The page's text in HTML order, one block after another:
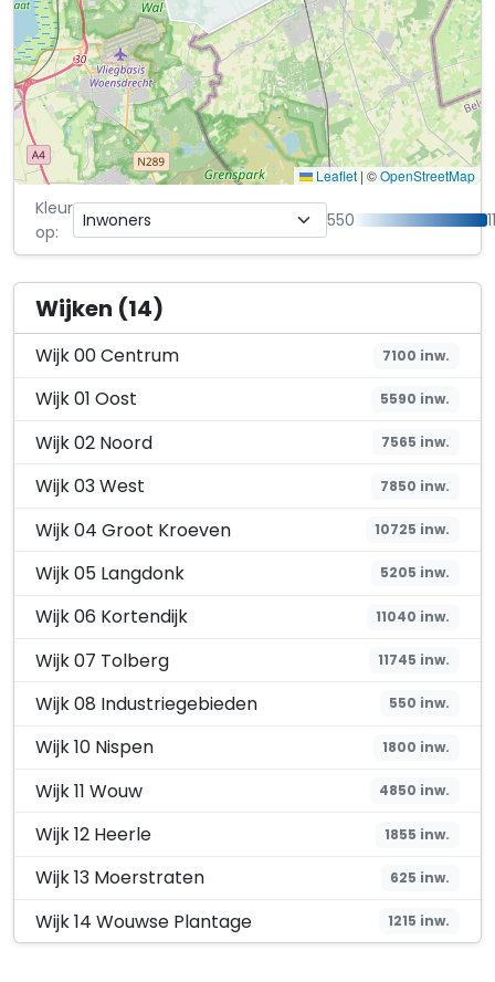
Leaflet | ©OpenStreetMap
Kleur
op:
550
Wijken (14)
Wijk 00 Centrum 7100 inw.
Wijk 01 Oost 5590 inw.
Wijk 02 Noord 7565 inw.
Wijk 03 West 7850 inw.
Wijk 04 Groot Kroeven 10725 inw.
Wijk 05 Langdonk 5205 inw.
Wijk 06 Kortendijk 11040 inw.
Wijk 07 Tolberg 11745 inw.
Wijk 08 Industriegebieden 550 inw.
Wijk 10 Nispen 1800 inw.
Wijk 11 Wouw 4850 inw.
Wijk 12 Heerle 1855 inw.
Wijk 13 Moerstraten 625 inw.
Wijk 14 Wouwse Plantage 1215 inw.